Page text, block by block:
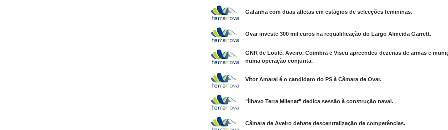
Gafanha com duas atletas em estágios de selecções femininas.
Ovar investe 300 mil euros na requalificação do Largo Almeida Garrett.
GNR de Loulé, Aveiro, Coimbra e Viseu apreendeu dezenas de armas e
numa operação conjunta.
Vítor Amaral é o candidato do PS à Câmara de Ovar.
"Ílhavo Terra Milenar" dedica sessão à construção naval.
Câmara de Aveiro debate descentralização de competências.